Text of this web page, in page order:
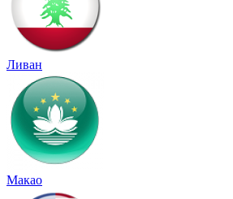
Ливан
Макао